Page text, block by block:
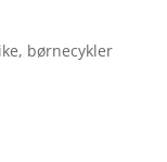
børnecykler